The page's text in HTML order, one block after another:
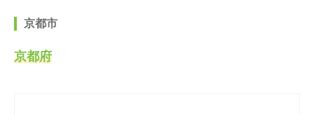
京都市
京都府